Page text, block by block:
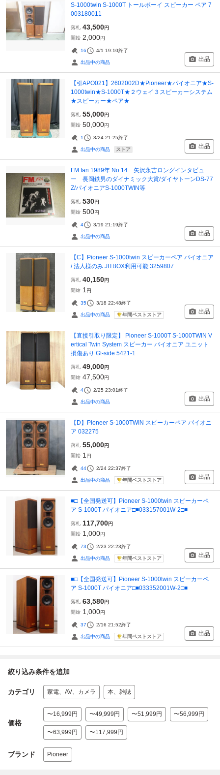
S-1000twin S-1000T トールボーイ スピーカー ペア 7
003180011
落札 43,500円
開始 2,000円
16 4/1 19:10終了
出品中の商品 出品
【引APO021】2602002D★Pioneer★パイオニア★S-
1000twin★S-1000T★２ウェイ３スピーカーシステム
★スピーカー★ペア★
落札 55,000円
開始 50,000円
1 3/24 21:25終了
出品中の商品 ストア 出品
FM fan 1989年 No.14 矢沢永吉ロングインタビュ
ー 長岡鉄男のダイナミック大賞/ダイヤトーンDS-77
Z/パイオニアS-1000TWIN等
落札 530円
開始 500円
4 3/19 21:19終了
出品中の商品 出品
【C】Pioneer S-1000twin スピーカーペア パイオニア
/ 法人様のみ JITBOX利用可能 3259807
落札 40,150円
開始 1 円
35 3/18 22:48終了
出品中の商品 年間ベストストア 出品
【直接引取り限定】 Pioneer S-1000T S-1000TWIN V
ertical Twin System スピーカー パイオニア ユニット
損傷あり Gt-side 5421-1
落札 49,000円
開始 47,500円
4 2/25 23:01終了
出品中の商品 出品
【D】Pioneer S-1000TWIN スピーカーペア パイオニ
ア 032275
落札 55,000円
開始 1 円
44 2/24 22:37終了
出品中の商品 年間ベストストア 出品
■□【全国発送可】Pioneer S-1000twin スピーカーペ
ア S-1000T パイオニア□■033157001W-2□■
落札 117,700円
開始 1,000円
73 2/23 22:23終了
出品中の商品 年間ベストストア 出品
■□【全国発送可】Pioneer S-1000twin スピーカーペ
ア S-1000T パイオニア□■033352001W-2□■
落札 63,580円
開始 1,000円
37 2/16 21:52終了
出品中の商品 年間ベストストア 出品
絞り込み条件を追加
カテゴリ 家電、AV、カメラ 本、雑誌
価格
〜16,999円 〜49,999円 〜51,999円 〜56,999円
〜63,999円 〜117,999円
ブランド Pioneer